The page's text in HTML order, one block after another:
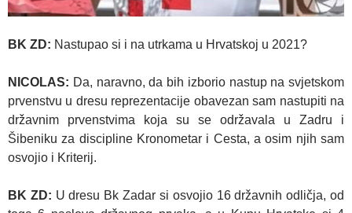
BK ZD: Nastupao si i na utrkama u Hrvatskoj u 2021?
NICOLAS: Da, naravno, da bih izborio nastup na svjetskom
prvenstvu u dresu reprezentacije obavezan sam nastupiti na
državnim prvenstvima koja su se održavala u Zadru i
Šibeniku za discipline Kronometar i Cesta, a osim njih sam
osvojio i Kriterij.
BK ZD: U dresu Bk Zadar si osvojio 16 državnih odličja, od